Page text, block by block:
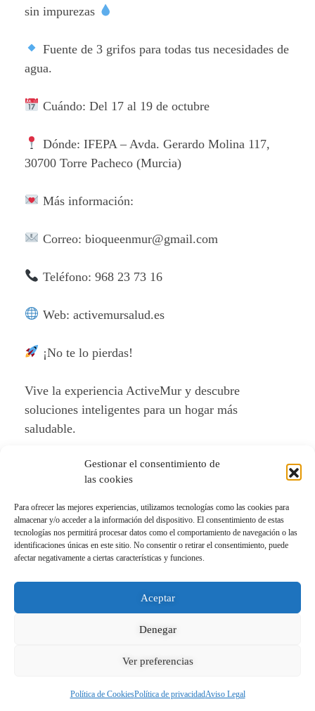
Gestionar el consentimiento de
las cookies
Para ofrecer las mejores experiencias, utilizamos tecnologías como las cookies para
almacenar y/o acceder a la información del dispositivo. El consentimiento de estas
tecnologías nos permitirá procesar datos como el comportamiento de navegación o las
identificaciones únicas en este sitio. No consentir o retirar el consentimiento, puede
afectar negativamente a ciertas características y funciones.
Aceptar
Denegar
Ver preferencias
Política de CookiesPolítica de privacidadAviso Legal
sin impurezas
Fuente de 3 grifos para todas tus necesidades de
agua.
Cuándo: Del 17 al 19 de octubre
Dónde: IFEPA – Avda. Gerardo Molina 117,
30700 Torre Pacheco (Murcia)
Más información:
Correo: bioqueenmur@gmail.com
Teléfono: 968 23 73 16
Web: activemursalud.es
¡No te lo pierdas!
Vive la experiencia ActiveMur y descubre
soluciones inteligentes para un hogar más
saludable.
¿Preparado para el cambio?
¡Te esperamos con grandes sorpresas y
promociones exclusivas!
© 2026 Activemur. Todos los derechos reservados
cookies